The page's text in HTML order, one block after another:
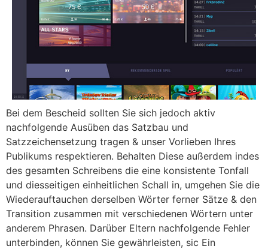
Bei dem Bescheid sollten Sie sich jedoch aktiv
nachfolgende Ausüben das Satzbau und
Satzzeichensetzung tragen & unser Vorlieben Ihres
Publikums respektieren. Behalten Diese außerdem indes
des gesamten Schreibens die eine konsistente Tonfall
und diesseitigen einheitlichen Schall in, umgehen Sie die
Wiederauftauchen derselben Wörter ferner Sätze & den
Transition zusammen mit verschiedenen Wörtern unter
anderem Phrasen. Darüber Eltern nachfolgende Fehler
unterbinden, können Sie gewährleisten, sic Ein